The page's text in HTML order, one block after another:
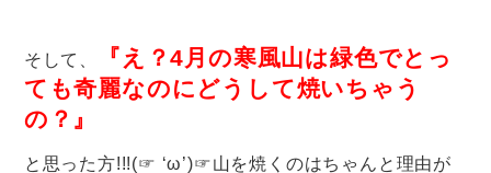
そして
『え？4月の寒風山は緑色でとっ
ても奇麗なのにどうして焼いちゃう
の？』
と思った方!!!(☞ ‘ω’)☞山を焼くのはちゃんと理由が